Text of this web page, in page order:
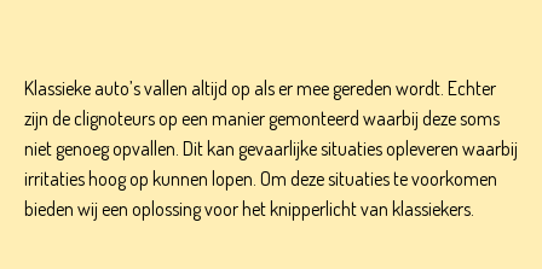
Klassieke auto’s vallen altijd op als er mee gereden wordt. Echter
zijn de clignoteurs op een manier gemonteerd waarbij deze soms
niet genoeg opvallen. Dit kan gevaarlijke situaties opleveren waarbij
irritaties hoog op kunnen lopen. Om deze situaties te voorkomen
bieden wij een oplossing voor het knipperlicht van klassiekers.